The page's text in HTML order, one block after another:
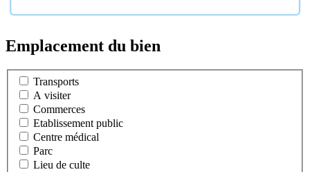
Emplacement du bien
Transports
A visiter
Commerces
Etablissement public
Centre médical
Parc
Lieu de culte